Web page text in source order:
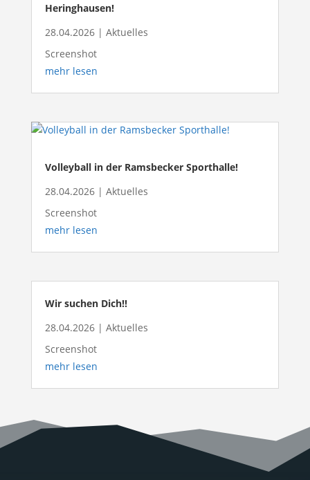
Heringhausen!
28.04.2026| Aktuelles
Screenshot
mehr lesen
Volleyball in der Ramsbecker Sporthalle!
28.04.2026| Aktuelles
Screenshot
mehr lesen
Wir suchen Dich!!
28.04.2026| Aktuelles
Screenshot
mehr lesen